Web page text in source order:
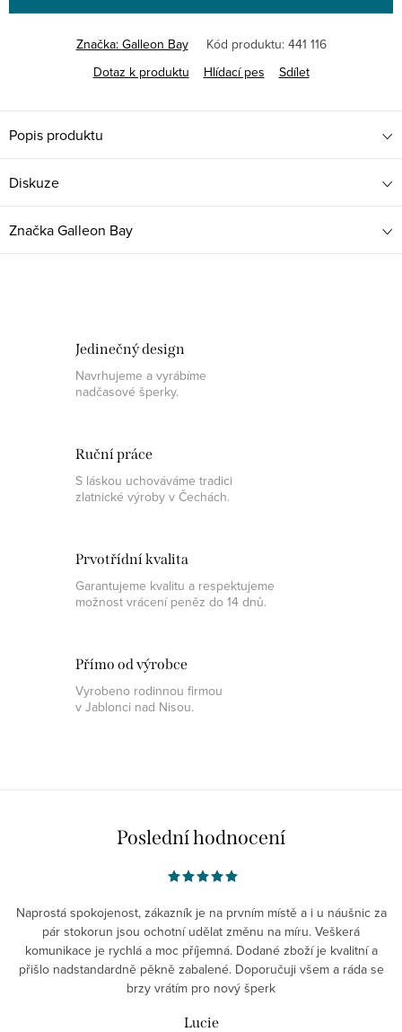
Značka: Galleon Bay Kód produktu: 441 116
Dotaz k produktu
Hlídací pes Sdílet
Popis produktu
Diskuze
ZnačkaGalleon Bay
Jedinečný design
Navrhujeme a vyrábíme
nadčasové šperky.
Ruční práce
S láskou uchováváme tradici
zlatnické výroby v Čechách.
Prvotřídní kvalita
Garantujeme kvalitu a respektujeme
možnost vrácení peněz do 14 dnů.
Přímo od výrobce
Vyrobeno rodinnou firmou
v Jablonci nad Nisou.
Poslední hodnocení
Naprostá spokojenost, zákazník je na prvním místě a i u náušnic za
pár stokorun jsou ochotní udělat změnu na míru. Veškerá
komunikace je rychlá a moc příjemná. Dodané zboží je kvalitní a
přišlo nadstandardně pěkně zabalené. Doporučuji všem a ráda se
brzy vrátím pro nový šperk
Lucie